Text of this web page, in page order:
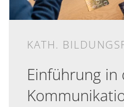
KATH.
Einführung in